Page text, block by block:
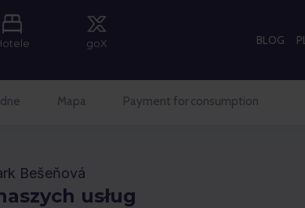
goX BLOG PL
Mapa Payment for consumption
Bešeňová
usług